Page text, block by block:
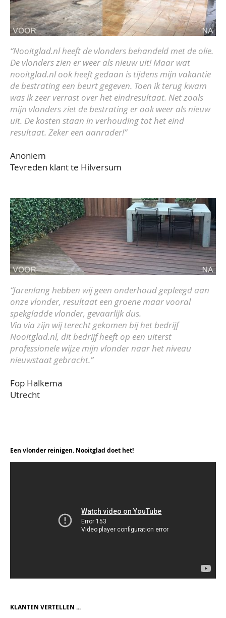
“Nooitglad.nl heeft de vlonders behandeld met de olie.
De vlonders zien er weer als nieuw uit! Maar wat
nooitglad.nl ook heeft gedaan is tijdens mijn vakantie
de bestrating een beurt gegeven. Toen ik terug kwam
was ik zeer verrast over het eindresultaat. Net zoals
mijn vlonders ziet de bestrating er ook weer als nieuw
uit. De kosten staan in verhouding tot het eind
resultaat. Zeker een aanrader!”
Anoniem
Tevreden klant te Hilversum
“Jarenlang hebben wij geen onderhoud gepleegd aan
onze vlonder, resultaat een groene maar vooral
spekgladde vlonder, gevaarlijk dus.
Via via zijn wij terecht gekomen bij het bedrijf
Nooitglad.nl, dit bedrijf heeft op een uiterst
professionele wijze mijn vlonder naar het niveau
nieuwstaat gebracht.”
Fop Halkema
Utrecht
Een vlonder reinigen. Nooitglad doet het!
KLANTEN VERTELLEN ...